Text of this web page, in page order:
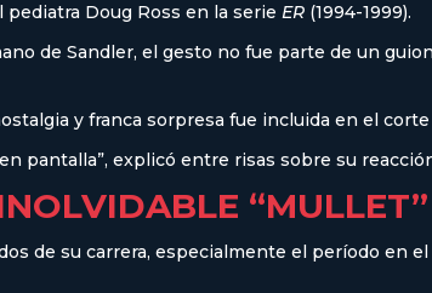
pediatra Doug Ross en la serie ER (1994-1999).
de Sandler, el gesto no fue parte de un
y franca sorpresa fue incluida en el
pantalla”, explicó entre risas sobre su
“MULLET”
de su carrera, especialmente el período en